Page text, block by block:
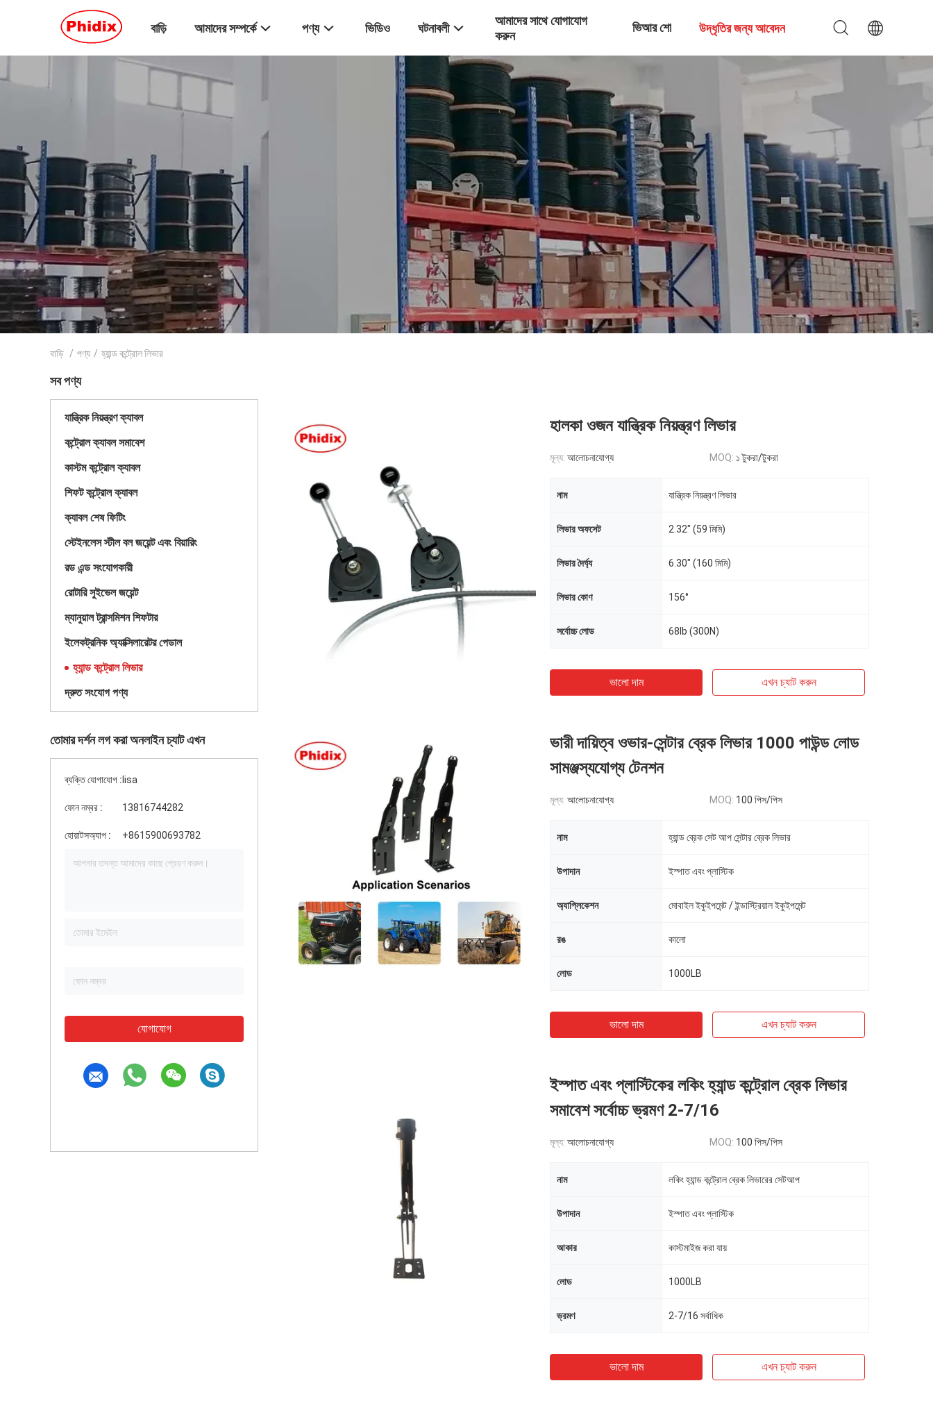
বাড়ি আমাদের সম্পর্কে পণ্য ভিডিও ঘটনাবলী
আমাদের সাথে যোগাযোগ
করুন
ভিআর শো উদ্ধৃতির জন্য আবেদন
বাড়ি / পণ্য / হ্যান্ড কন্ট্রোল লিভার
সব পণ্য
যান্ত্রিক নিয়ন্ত্রণ ক্যাবল
কন্ট্রোল ক্যাবল সমাবেশ
কাস্টম কন্ট্রোল ক্যাবল
শিফট কন্ট্রোল ক্যাবল
ক্যাবল শেষ ফিটিং
স্টেইনলেস স্টীল বল জয়েন্ট এবং বিয়ারিং
রড এন্ড সংযোগকারী
রোটারি সুইভেল জয়েন্ট
ম্যানুয়াল ট্রান্সমিশন শিফটার
ইলেকট্রনিক অ্যাক্সিলারেটর পেডাল
হ্যান্ড কন্ট্রোল লিভার
দ্রুত সংযোগ পণ্য
তোমার দর্শন লগ করা অনলাইন চ্যাট এখন
ব্যক্তি যোগাযোগ : lisa
ফোন নম্বর : 13816744282
হোয়াটসঅ্যাপ : +8615900693782
যোগাযোগ
হালকা ওজন যান্ত্রিক নিয়ন্ত্রণ লিভার
মূল্য: আলোচনাযোগ্য MOQ: ১ টুকরা/টুকরা
নাম যান্ত্রিক নিয়ন্ত্রণ লিভার
লিভার অফসেট 2.32" (59 মিমি)
লিভার দৈর্ঘ্য 6.30" (160 মিমি)
লিভার কোণ 156°
সর্বোচ্চ লোড 68lb (300N)
ভালো দাম এখন চ্যাট করুন
ভারী দায়িত্ব ওভার-সেন্টার ব্রেক লিভার 1000 পাউন্ড লোড
সামঞ্জস্যযোগ্য টেনশন
মূল্য: আলোচনাযোগ্য MOQ: 100 পিস/পিস
নাম হ্যান্ড ব্রেক সেট আপ সেন্টার ব্রেক লিভার
উপাদান ইস্পাত এবং প্লাস্টিক
অ্যাপ্লিকেশন মোবাইল ইকুইপমেন্ট / ইন্ডাস্ট্রিয়াল ইকুইপমেন্ট
রঙ কালো
লোড 1000LB
ভালো দাম এখন চ্যাট করুন
ইস্পাত এবং প্লাস্টিকের লকিং হ্যান্ড কন্ট্রোল ব্রেক লিভার
সমাবেশ সর্বোচ্চ ভ্রমণ 2-7/16
মূল্য: আলোচনাযোগ্য MOQ: 100 পিস/পিস
নাম লকিং হ্যান্ড কন্ট্রোল ব্রেক লিভারের সেটআপ
উপাদান ইস্পাত এবং প্লাস্টিক
আকার কাস্টমাইজ করা যায়
লোড 1000LB
ভ্রমণ 2-7/16 সর্বাধিক
ভালো দাম এখন চ্যাট করুন